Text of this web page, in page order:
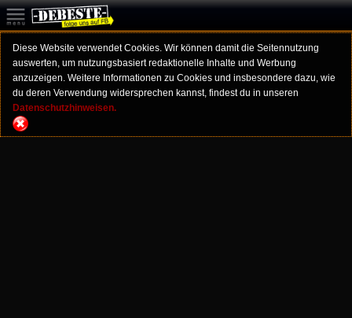
Diese Website verwendet Cookies. Wir können damit die Seitennutzung
auswerten, um nutzungsbasiert redaktionelle Inhalte und Werbung
anzuzeigen. Weitere Informationen zu Cookies und insbesondere dazu, wie
du deren Verwendung widersprechen kannst, findest du in unseren
Datenschutzhinweisen.